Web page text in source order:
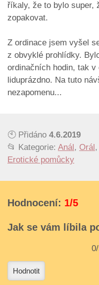
říkaly, že to bylo super,
zopakovat.
Z ordinace jsem vyšel
z obvyklé prohlídky.
ordinačních hodin, tak
liduprázdno. Na tuto
nezapomenu...
🕙 Přidáno 4.6.2019
📂 Kategorie: Anál , Orál ,
Erotické pomůcky
Hodnocení: 1/5
Jak se vám líbila
Hodnotit